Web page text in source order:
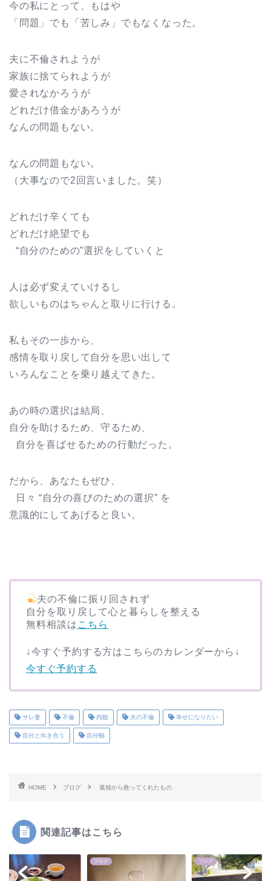
今の私にとって、もはや
「問題」でも「苦しみ」でもなくなった。
夫に不倫されようが
家族に捨てられようが
愛されなかろうが
どれだけ借金があろうが
なんの問題もない。
なんの問題もない。
（大事なので2回言いました。笑）
どれだけ辛くても
どれだけ絶望でも
“自分のための”選択をしていくと
人は必ず変えていけるし
欲しいものはちゃんと取りに行ける。
私もその一歩から、
感情を取り戻して自分を思い出して
いろんなことを乗り越えてきた。
あの時の選択は結局、
自分を助けるため、守るため、
自分を喜ばせるための行動だった。
だから、あなたもぜひ、
日々 “自分の喜びのための選択” を
意識的にしてあげると良い。
夫の不倫に振り回されず
自分を取り戻して心と暮らしを整える
無料相談は こちら
↓今すぐ予約する方はこちらのカレンダーから↓
今すぐ予約する
サレ妻 不倫 内観 夫の不倫 幸せになりたい
自分と向き合う 自分軸
HOME ブログ 孤独から救ってくれたもの
関連記事はこちら
ブログ ブログ